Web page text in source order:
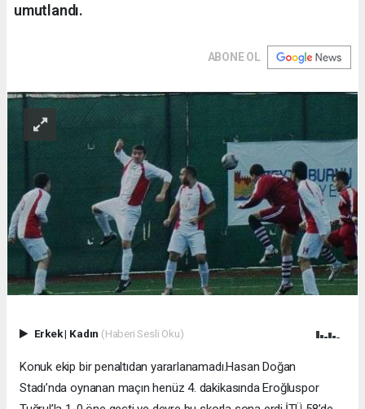
umutlandı.
ABONE OL
Erkek| Kadın (Haberi Sesli Oku)
Konuk ekip bir penaltıdan yararlanamadı.Hasan Doğan
Stadı’nda oynanan maçın henüz 4. dakikasında Eroğluspor